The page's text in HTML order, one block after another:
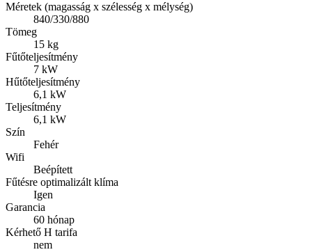
Méretek (magasság x szélesség x mélység)
840/330/880
Tömeg
15 kg
Fűtőteljesítmény
7 kW
Hűtőteljesítmény
6,1 kW
Teljesítmény
6,1 kW
Szín
Fehér
Wifi
Beépített
Fűtésre optimalizált klíma
Igen
Garancia
60 hónap
Kérhető H tarifa
nem